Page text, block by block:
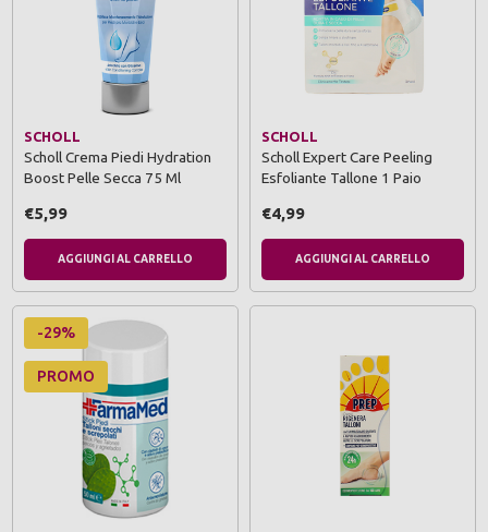
SCHOLL
Scholl Crema Piedi Hydration
Boost Pelle Secca 75 Ml
€5,99
AGGIUNGI AL CARRELLO
SCHOLL
Scholl Expert Care Peeling
Esfoliante Tallone 1 Paio
€4,99
AGGIUNGI AL CARRELLO
-29%
PROMO